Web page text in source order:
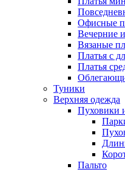
Офисные
Вечерние
Вязаные
Платья с
Платья
Туники
Верхняя одежда
Пуховики
Пальто